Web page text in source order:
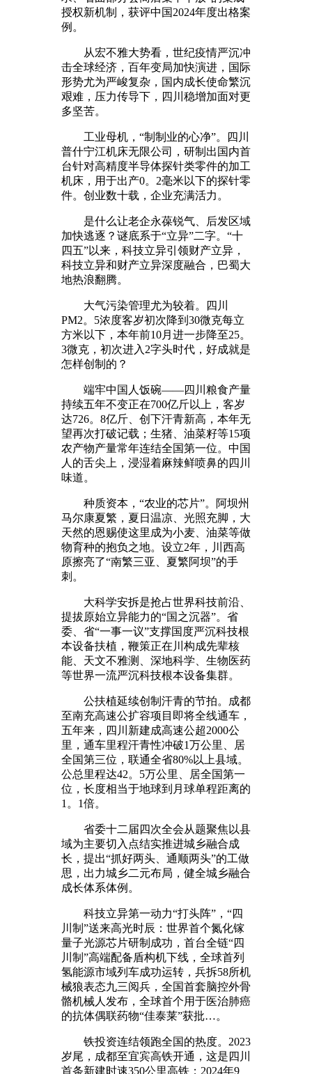
授权新机制，获评中国2024年度出格案
例。
从宏不雅大势看，世纪疫情严沉冲
击全球经济，百年变局加快演进，国际
形势尤为严峻复杂，国内成长使命繁沉
艰难，压力传导下，四川稳增加面对更
多坚苦。
工业母机，“制制业的心净”。四川
普什宁江机床无限公司，研制出国内首
台针对高精度半导体探针类零件的加工
机床，用于出产0。2毫米以下的探针零
件。创业数十载，企业充满活力。
是什么让老企永葆锐气、后发区域
加快逃逐？谜底系于“立异”二字。“十
四五”以来，科技立异引领财产立异，
科技立异和财产立异深度融合，巴蜀大
地热浪翻腾。
大气污染管理尤为较着。四川
PM2。5浓度客岁初次降到30微克每立
方米以下，本年前10月进一步降至25。
3微克，初次进入2字头时代，好成就是
怎样创制的？
端牢中国人饭碗——四川粮食产量
持续五年不变正在700亿斤以上，客岁
达726。8亿斤、创下汗青新高，本年无
望再次打破记载；生猪、油菜籽等15项
农产物产量常年连结全国第一位。中国
人的舌尖上，浸湿着麻辣鲜喷鼻的四川
味道。
种质资本，“农业的芯片”。阿坝州
马尔康夏繁，夏日温凉、光照充脚，大
天然的恩赐使这里成为小麦、油菜等做
物育种的抱负之地。设立2年，川西高
原擦亮了“南繁三亚、夏繁阿坝”的手
刺。
大科学安拆是抢占世界科技前沿、
提拔原始立异能力的“国之沉器”。省
委、省“一事一议”支撑国度严沉科技根
本设备扶植，鞭策正在川构成先辈核
能、天文不雅测、深地科学、生物医药
等世界一流严沉科技根本设备集群。
公扶植延续创制汗青的节拍。成都
至南充高速公扩容项目即将全线通车，
五年来，四川新建成高速公超2000公
里，通车里程汗青性冲破1万公里、居
全国第三位，联通全省80%以上县域。
公总里程达42。5万公里、居全国第一
位，长度相当于地球到月球单程距离的
1。1倍。
省委十二届四次全会从题聚焦以县
域为主要切入点结实推进城乡融合成
长，提出“抓好两头、通顺两头”的工做
思，出力城乡二元布局，健全城乡融合
成长体系体例。
科技立异第一动力“打头阵”，“四
川制”送来高光时辰：世界首个氮化镓
量子光源芯片研制成功，首台全链“四
川制”高端配备盾构机下线，全球首列
氢能源市域列车成功运转，兵拆58所机
械狼表态九三阅兵，全国首套脑控外骨
骼机械人发布，全球首个用于医治肺癌
的抗体偶联药物“佳泰莱”获批…。
铁投资连结领跑全国的热度。2023
岁尾，成都至宜宾高铁开通，这是四川
首条新建时速350公里高铁；2024年9